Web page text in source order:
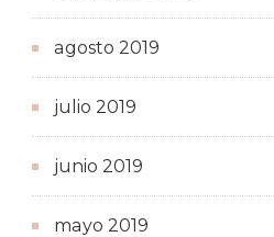
agosto 2019
julio 2019
junio 2019
mayo 2019